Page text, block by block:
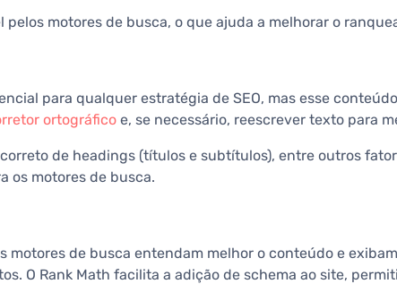
motores de busca, o que ajuda a melhorar o
para qualquer estratégia de SEO, mas esse
ortográfico e, se necessário, reescrever texto para
de headings (títulos e subtítulos), entre outros
os motores de busca.
motores de busca entendam melhor o conteúdo e
O Rank Math facilita a adição de schema ao site,